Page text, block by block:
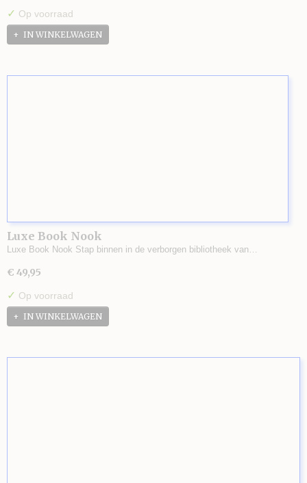
✓ Op voorraad
IN WINKELWAGEN
Luxe Book Nook
Luxe Book Nook Stap binnen in de verborgen bibliotheek van…
€ 49,95
✓ Op voorraad
IN WINKELWAGEN